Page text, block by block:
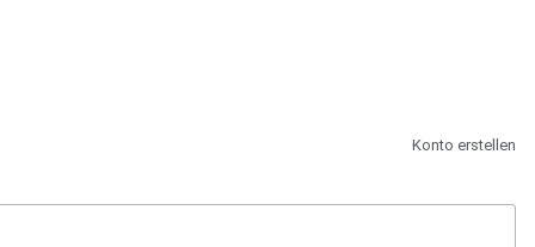
Konto erstellen